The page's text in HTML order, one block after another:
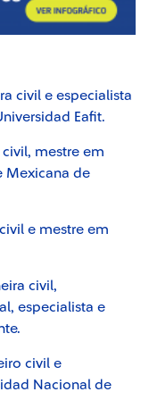
civil e especialista
Eafit.
civil, mestre em
Mexicana de
e mestre em
civil,
especialista e
civil e
Nacional de